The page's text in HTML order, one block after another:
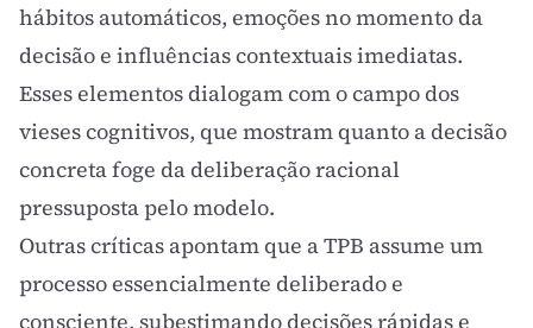
hábitos automáticos, emoções no momento da
decisão e influências contextuais imediatas.
Esses elementos dialogam com o campo dos
vieses cognitivos, que mostram quanto a decisão
concreta foge da deliberação racional
pressuposta pelo modelo.
Outras críticas apontam que a TPB assume um
processo essencialmente deliberado e
consciente, subestimando decisões rápidas e